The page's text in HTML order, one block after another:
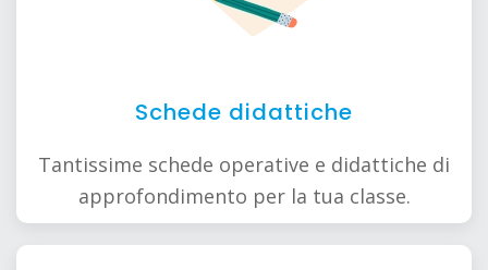
Schede didattiche
Tantissime schede operative e didattiche di
approfondimento per la tua classe.